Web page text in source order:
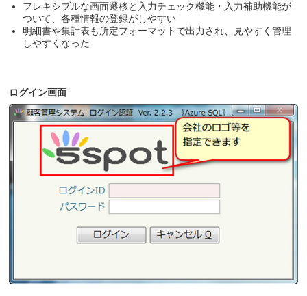
フレキシブルな画面遷移と入力チェック機能・入力補助機能が
ついて、各種情報の登録がしやすい
明細書や集計表も所定フォーマットで出力され、見やすく管理
しやすくなった
ログイン画面